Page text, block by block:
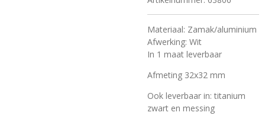
Materiaal: Zamak/aluminium
Afwerking: Wit
In 1 maat leverbaar
Afmeting 32x32 mm
Ook leverbaar in: titanium
zwart en messing